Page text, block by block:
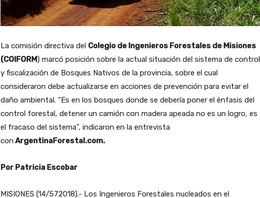
La comisión directiva del Colegio de Ingenieros Forestales de Misiones
(COIFORM) marcó posición sobre la actual situación del sistema de control
y fiscalización de Bosques Nativos de la provincia, sobre el cual
consideraron debe actualizarse en acciones de prevención para evitar el
daño ambiental. “Es en los bosques donde se debería poner el énfasis del
control forestal, detener un camión con madera apeada no es un logro, es
el fracaso del sistema”, indicaron en la entrevista
conArgentinaForestal.com.
Por Patricia Escobar
MISIONES (14/572018).- Los Ingenieros Forestales nucleados en el